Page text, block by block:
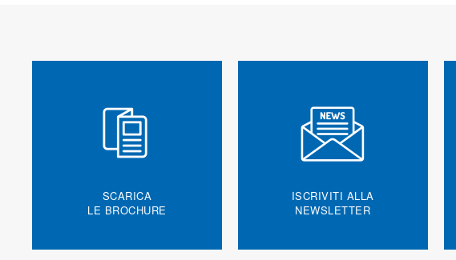
SCARICA
LE BROCHURE
ISCRIVITI ALLA
NEWSLETTER